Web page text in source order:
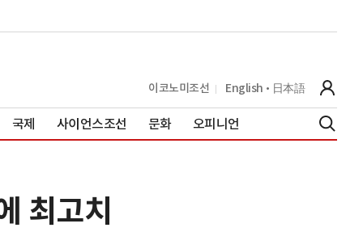
이코노미조선 English 日本語
국제 사이언스조선 문화 오피니언
최고치